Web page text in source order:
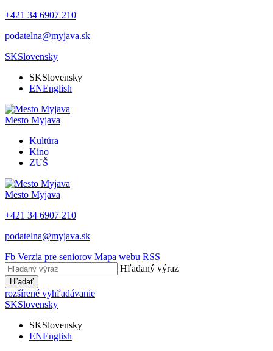
+421 34 6907 210
podatelna@myjava.sk
SKSlovensky
SKSlovensky
ENEnglish
Mesto Myjava
Kultúra
Kino
ZUŠ
Mesto Myjava
+421 34 6907 210
podatelna@myjava.sk
Fb Verzia pre seniorov Mapa webu RSS
Hľadaný výraz
Hľadať
rozšírené vyhľadávanie
SKSlovensky
SKSlovensky
ENEnglish